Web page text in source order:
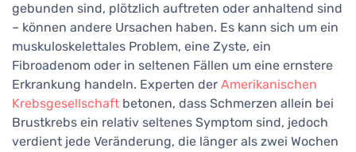
gebunden sind, plötzlich auftreten oder anhaltend sind
– können andere Ursachen haben. Es kann sich um ein
muskuloskelettales Problem, eine Zyste, ein
Fibroadenom oder in seltenen Fällen um eine ernstere
Erkrankung handeln. Experten der Amerikanischen
Krebsgesellschaft betonen, dass Schmerzen allein bei
Brustkrebs ein relativ seltenes Symptom sind, jedoch
verdient jede Veränderung, die länger als zwei Wochen